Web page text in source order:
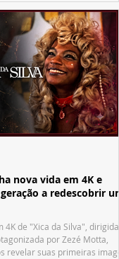
nova vida em 4K e
a redescobrir um
de "Xica da Silva", dirigida
por Zezé Motta,
revelar suas primeiras